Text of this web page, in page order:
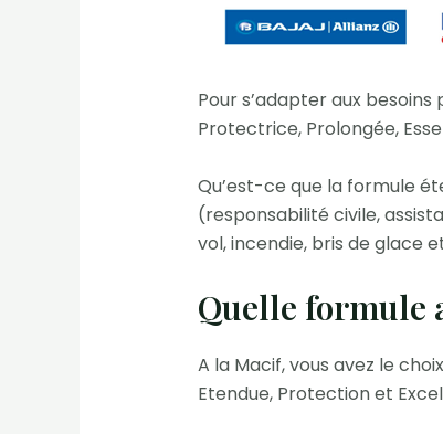
Pour s’adapter aux
Protectrice, Prolongée,
Qu’est-ce que la formule
(responsabilité civile,
vol, incendie, bris de glace
Quelle formule
A la Macif, vous avez le
Etendue, Protection et